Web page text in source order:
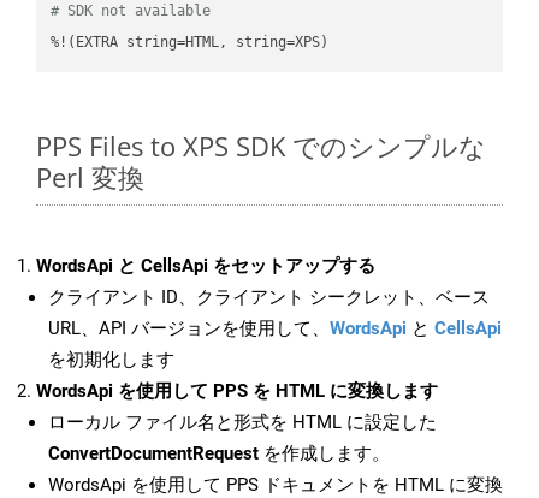
# SDK not available
%!(EXTRA string=HTML, string=XPS)
PPS Files to XPS SDK でのシンプルな
Perl 変換
WordsApi と CellsApi をセットアップする
クライアント ID、クライアント シークレット、ベース
URL、API バージョンを使用して、 WordsApi と CellsApi
を初期化します
WordsApi を使用して PPS を HTML に変換します
ローカル ファイル名と形式を HTML に設定した
ConvertDocumentRequest を作成します。
WordsApi を使用して PPS ドキュメントを HTML に変換